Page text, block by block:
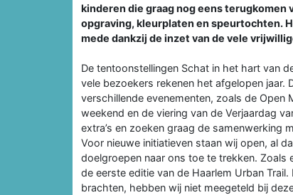
kinderen die graag nog eens
opgraving, kleurplaten en speurtochten.
mede dankzij de inzet van de vele
De tentoonstellingen Schat in het hart van
vele bezoekers rekenen het afgelopen
verschillende evenementen, zoals de Open
weekend en de viering van de Verjaardag
extra’s en zoeken graag de samenwerking
Voor nieuwe initiatieven staan wij open, al
doelgroepen naar ons toe te trekken.
de eerste editie van de Haarlem Urban
brachten, hebben wij niet meegeteld bij